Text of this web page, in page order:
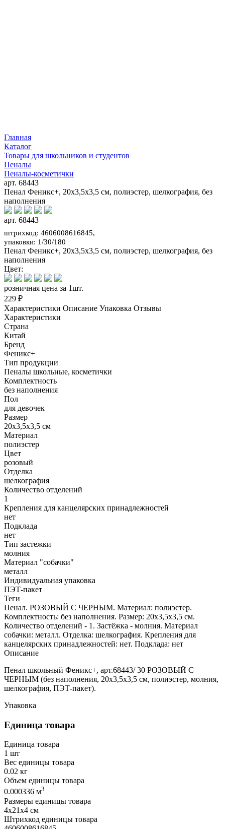
Главная
Каталог
Товары для школьников и студентов
Пеналы
Пеналы-косметички
арт. 68443
Пенал Феникс+, 20x3,5x3,5 см, полиэстер, шелкография, без
наполнения
арт. 68443
штрихкод: 4606008616845,
упаковки: 1/30/180
Пенал Феникс+, 20x3,5x3,5 см, полиэстер, шелкография, без
наполнения
Цвет:
розничная цена за 1шт.
229 ₽
Характеристики Описание Упаковка Отзывы
Характеристики
Страна
Китай
Бренд
Феникс+
Тип продукции
Пеналы школьные, косметички
Комплектность
без наполнения
Пол
для девочек
Размер
20x3,5x3,5 см
Материал
полиэстер
Цвет
розовый
Отделка
шелкография
Количество отделений
1
Крепления для канцелярских принадлежностей
нет
Подклада
нет
Тип застежки
молния
Материал "собачки"
металл
Индивидуальная упаковка
ПЭТ-пакет
Теги
Пенал. РОЗОВЫЙ С ЧЕРНЫМ. Материал: полиэстер.
Комплектность: без наполнения. Размер: 20x3,5x3,5 см.
Количество отделений - 1. Застёжка - молния. Материал
собачки: металл. Отделка: шелкография. Крепления для
канцелярских принадлежностей: нет. Подклада: нет
Описание
Пенал школьный Феникс+, арт.68443/ 30 РОЗОВЫЙ С
ЧЕРНЫМ (без наполнения, 20x3,5x3,5 см, полиэстер, молния,
шелкография, ПЭТ-пакет).
Упаковка
Единица товара
Единица товара
1 шт
Вес единицы товара
0.02 кг
Объем единицы товара
0.000336 м3
Размеры единицы товара
4х21х4 см
Штрихкод единицы товара